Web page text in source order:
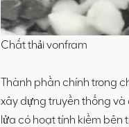
Chất thải vonfram
Thành phần chính trong
xây dựng truyền thống và
lửa có hoạt tính kiềm bên